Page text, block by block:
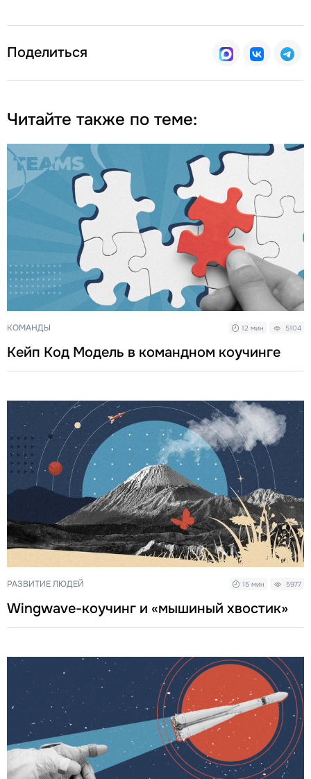
Поделиться
Читайте также по теме:
КОМАНДЫ 12 мин 5104
Кейп Код Модель в командном коучинге
РАЗВИТИЕ ЛЮДЕЙ 15 мин 5977
Wingwave-коучинг и «мышиный хвостик»